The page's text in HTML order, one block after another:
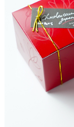
ブログ
LINE